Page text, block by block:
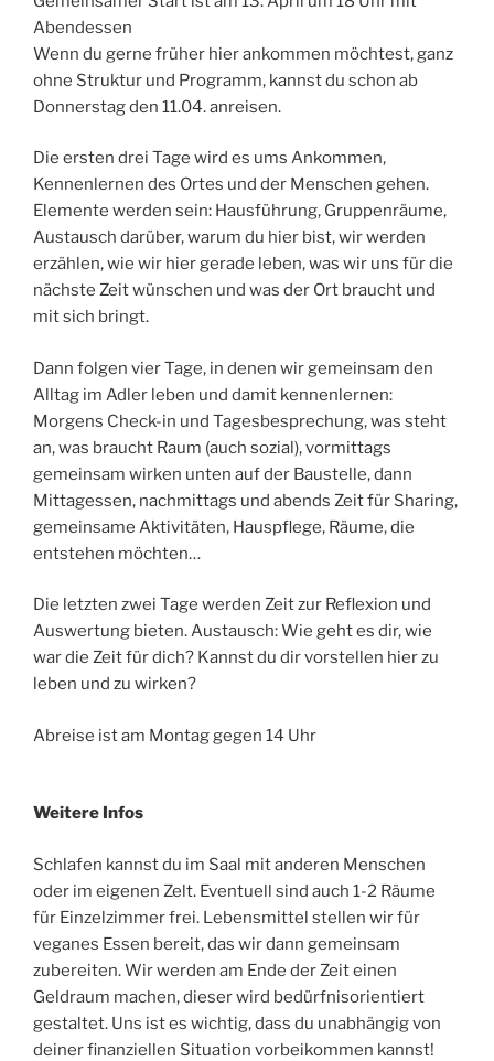
Abendessen
Wenn du gerne früher hier ankommen möchtest, ganz
ohne Struktur und Programm, kannst du schon ab
Donnerstag den 11.04. anreisen.
Die ersten drei Tage wird es ums Ankommen,
Kennenlernen des Ortes und der Menschen gehen.
Elemente werden sein: Hausführung, Gruppenräume,
Austausch darüber, warum du hier bist, wir werden
erzählen, wie wir hier gerade leben, was wir uns für die
nächste Zeit wünschen und was der Ort braucht und
mit sich bringt.
Dann folgen vier Tage, in denen wir gemeinsam den
Alltag im Adler leben und damit kennenlernen:
Morgens Check-in und Tagesbesprechung, was steht
an, was braucht Raum (auch sozial), vormittags
gemeinsam wirken unten auf der Baustelle, dann
Mittagessen, nachmittags und abends Zeit für Sharing,
gemeinsame Aktivitäten, Hauspflege, Räume, die
entstehen möchten…
Die letzten zwei Tage werden Zeit zur Reflexion und
Auswertung bieten. Austausch: Wie geht es dir, wie
war die Zeit für dich? Kannst du dir vorstellen hier zu
leben und zu wirken?
Abreise ist am Montag gegen 14 Uhr
Weitere Infos
Schlafen kannst du im Saal mit anderen Menschen
oder im eigenen Zelt. Eventuell sind auch 1-2 Räume
für Einzelzimmer frei. Lebensmittel stellen wir für
veganes Essen bereit, das wir dann gemeinsam
zubereiten. Wir werden am Ende der Zeit einen
Geldraum machen, dieser wird bedürfnisorientiert
gestaltet. Uns ist es wichtig, dass du unabhängig von
deiner finanziellen Situation vorbeikommen kannst!